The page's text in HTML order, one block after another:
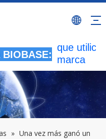
BIOBASE:
que
marca
BIOBASE
serán
una
» Una vez más ganó un